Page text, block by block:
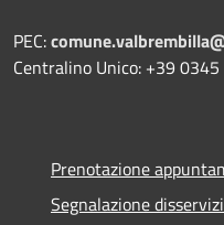
PEC:
Centralino Unico: +39
Prenotazione
Segnalazione